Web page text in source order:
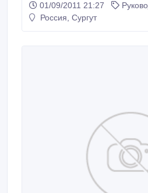
вариант!.
01/09/2011 21:27
Россия, Сургут